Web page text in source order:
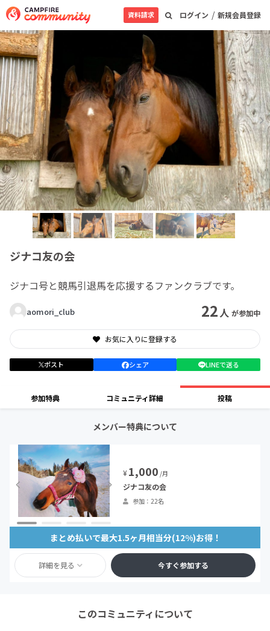
ログイン / 新規会員登録
資料請求
ジナコ友の会
ジナコ号と競馬引退馬を応援するファンクラブです。
aomori_club 22人 が参加中
お気に入りに登録する
ポスト シェア LINEで送る
参加特典 コミュニティ詳細 投稿
メンバー特典について
¥1,000 /月
ジナコ友の会
参加：22名
まとめ払いで最大1.5ヶ月相当分(12%)お得！
詳細を見る 今すぐ参加する
このコミュニティについて